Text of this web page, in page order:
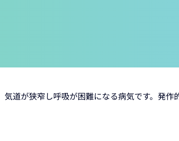
道が狭窄し呼吸が困難になる病気です。発作